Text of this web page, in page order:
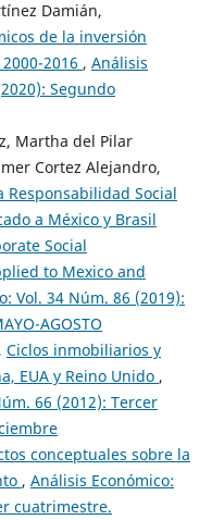
Damián,
de la inversión
2016 , Análisis
Segundo
Martha del Pilar
Cortez Alejandro,
Responsabilidad Social
a México y Brasil
Social
to Mexico and
Vol. 34 Núm. 86 (2019):
AGOSTO
Ciclos inmobiliarios y
EUA y Reino Unido ,
66 (2012): Tercer
conceptuales sobre la
, Análisis Económico:
cuatrimestre.